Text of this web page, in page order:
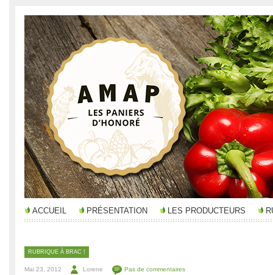
ACCUEIL PRÉSENTATION LES PRODUCTEURS
RUBRIQUE À BRAC !
Mai 23, 2012 Lorene Pas de commentaires